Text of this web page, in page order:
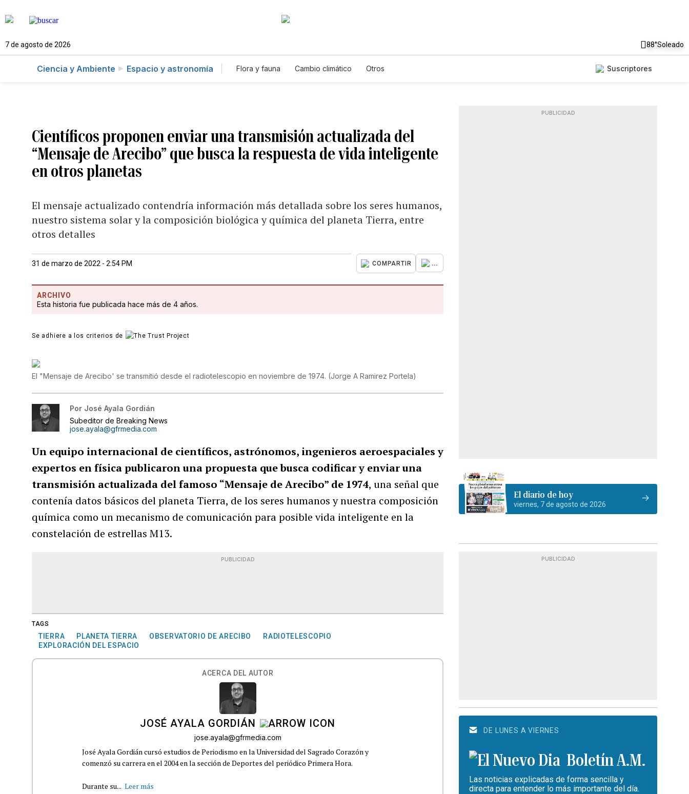
7 de agosto de 2026 88°Soleado
Ciencia y Ambiente Espacio y astronomía Flora y fauna Cambio climático Otros Suscriptores
Científicos proponen enviar una transmisión actualizada del
“Mensaje de Arecibo” que busca la respuesta de vida inteligente
en otros planetas
El mensaje actualizado contendría información más detallada sobre los seres humanos,
nuestro sistema solar y la composición biológica y química del planeta Tierra, entre
otros detalles
31 de marzo de 2022 - 2:54 PM COMPARTIR ...
ARCHIVO
Esta historia fue publicada hace más de 4 años.
Se adhiere a los criterios de
El "Mensaje de Arecibo' se transmitió desde el radiotelescopio en noviembre de 1974. (Jorge A Ramirez Portela)
Por José Ayala Gordián
Subeditor de Breaking News
jose.ayala@gfrmedia.com
Un equipo internacional de científicos, astrónomos, ingenieros aeroespaciales y
expertos en física publicaron una propuesta que busca codificar y enviar una
transmisión actualizada del famoso “Mensaje de Arecibo” de 1974, una señal que
contenía datos básicos del planeta Tierra, de los seres humanos y nuestra composición
química como un mecanismo de comunicación para posible vida inteligente en la
constelación de estrellas M13.
PUBLICIDAD
TAGS
TIERRA PLANETA TIERRA OBSERVATORIO DE ARECIBO
RADIOTELESCOPIO
EXPLORACIÓN DEL ESPACIO
ACERCA DEL AUTOR
JOSÉ AYALA GORDIÁN
jose.ayala@gfrmedia.com
José Ayala Gordián cursó estudios de Periodismo en la Universidad del Sagrado Corazón y
comenzó su carrera en el 2004 en la sección de Deportes del periódico Primera Hora.
Durante su... Leer más
PUBLICIDAD
El diario de hoy
viernes, 7 de agosto de 2026
PUBLICIDAD
DE LUNES A VIERNES
Boletín A.M.
Las noticias explicadas de forma sencilla y
directa para entender lo más importante del día.